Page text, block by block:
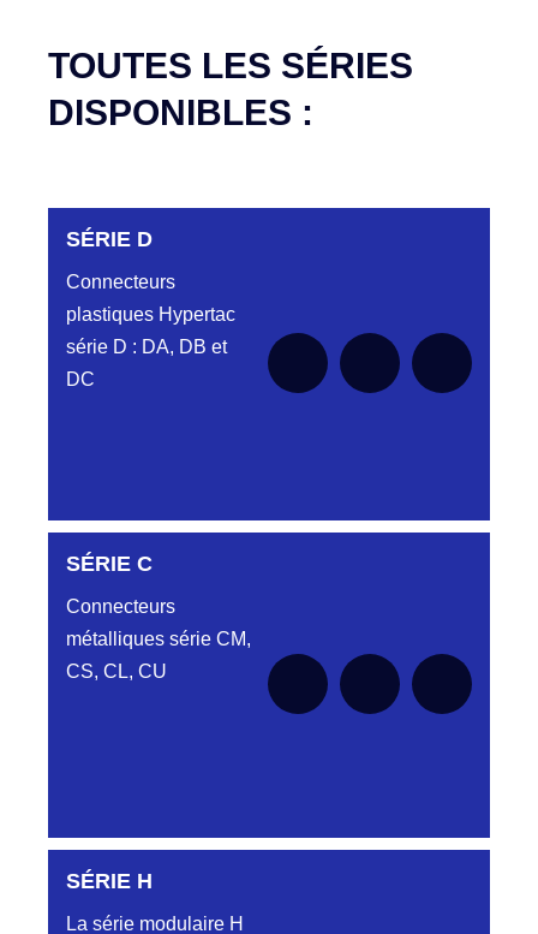
TOUTES LES SÉRIES
DISPONIBLES :
SÉRIE D
Connecteurs
plastiques Hypertac
série D : DA, DB et
DC
DC6122340N
D03EC612MT CONNECTEUR NOIR
DC6122340O
CONNECTEUR ORANGE DC612 23 40O
D03EP612FT NOIR CONNECTEUR
DC6123340B
SÉRIE C
Connecteurs
métalliques série CM,
CS, CL, CU
SÉRIE CL
SÉRIE H
La série modulaire H